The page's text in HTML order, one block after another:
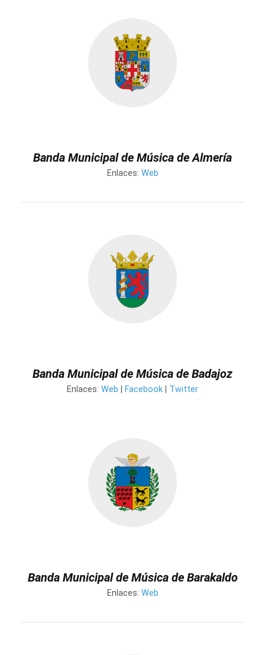
Banda Municipal de Música de Almería
Enlaces: Web
Banda Municipal de Música de Badajoz
Enlaces: Web Facebook Twitter
Banda Municipal de Música de Barakaldo
Enlaces: Web